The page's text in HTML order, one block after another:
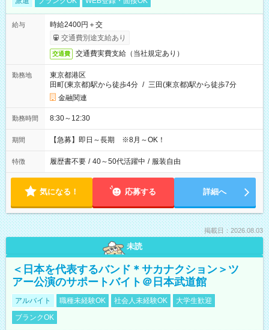
給与
時給2400円＋交
交通費別途支給あり
交通費 交通費実費支給（当社規定あり）
勤務地
東京都港区
田町(東京都)駅から徒歩4分 / 三田(東京都)駅から徒歩7分
金融関連
勤務時間 8:30～12:30
期間 【急募】即日～長期 ※8月～OK！
特徴 履歴書不要 / 40～50代活躍中 / 服装自由
気になる！ 応募する 詳細へ
掲載日：2026.08.03
未読
＜日本を代表するバンド＊サカナクション＞ツ
アー公演のサポートバイト＠日本武道館
アルバイト 職種未経験OK 社会人未経験OK
大学生歓迎
ブランクOK